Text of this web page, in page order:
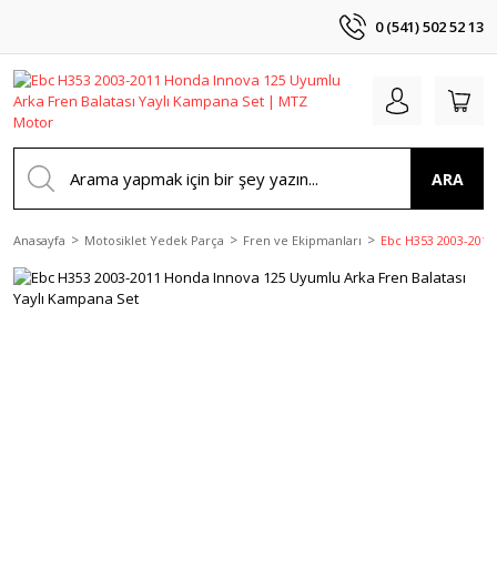
0 (541) 502 52 13
ARA
Anasayfa Motosiklet Yedek Parça Fren ve Ekipmanları Ebc H353 2003-